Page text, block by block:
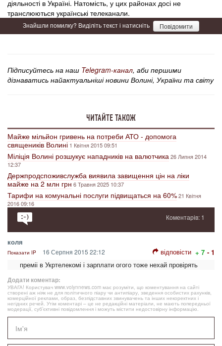
діяльності в Україні. Натомість, у цих районах досі не
транслюються українські телеканали.
Знайшли помилку? Виділіть текст і натисніть Повідомити
Підписуйтесь на наш Telegram-канал, аби першими
дізнаватись найактуальніші новини Волині, України та світу
ЧИТАЙТЕ ТАКОЖ
Майже мільйон гривень на потреби АТО - допомога
священиків Волині 1 Квітня 2015 09:51
Міліція Волині розшукує нападників на валютчика26 Липня 2014
12:37
Держпродспоживслужба виявила завищення цін на ліки
майже на 2 млн грн6 Травня 2025 10:37
Тарифи на комунальні послуги підвищаться на 60%21 Квітня
2016 09:16
Коментарів: 1
коля
Показати IP 16 Серпня 2015 22:12 відповісти + 7 - 1
преміі в Укртелекомі і зарплати огого тоже нехай провірять
Додати коментар:
УВАГА! Користувач www.volynnews.com має розуміти, що коментування на сайті
створені аж ніяк не для політичного піару чи антипіару, зведення особистих рахунків,
комерційної реклами, образ, безпідставних звинувачень та інших некоректних і
негідних речей. Утім коментарі – це не редакційні матеріали, не мають попередньої
модерації, суб’єктивні повідомлення і можуть містити недостовірну інформацію.